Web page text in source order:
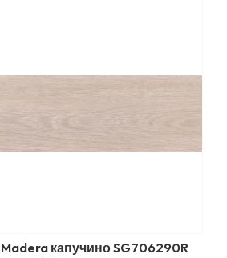
капучино SG706290R